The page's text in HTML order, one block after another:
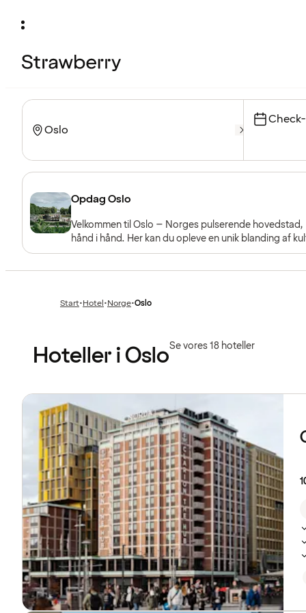
Opdag Oslo
Velkommen til Oslo – Norges pulserende
hånd i hånd. Her kan du opleve en unik blanding af
Nordens mest charmerende byer.
Start•Forrige
Hotel•Forrige
Norge•Oslo
Hoteller i OsloSe vores 18 hoteller
Se
listen
over
hoteller